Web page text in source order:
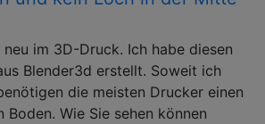
neu im 3D-Druck. Ich habe diesen
Blender3d erstellt. Soweit ich
die meisten Drucker einen
Boden. Wie Sie sehen können